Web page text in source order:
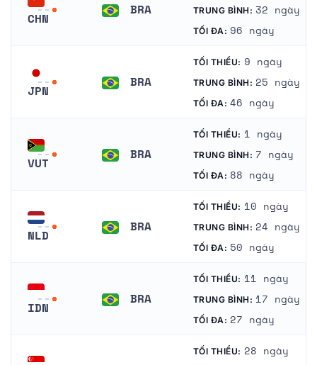
CHN
BRA TRUNG BÌNH: 32 ngày
TỐI ĐA: 96 ngày
JPN
BRA
TỐI THIỂU: 9 ngày
TRUNG BÌNH: 25 ngày
TỐI ĐA: 46 ngày
VUT
BRA
TỐI THIỂU: 1 ngày
TRUNG BÌNH: 7 ngày
TỐI ĐA: 88 ngày
NLD
BRA
TỐI THIỂU: 10 ngày
TRUNG BÌNH: 24 ngày
TỐI ĐA: 50 ngày
IDN
BRA
TỐI THIỂU: 11 ngày
TRUNG BÌNH: 17 ngày
TỐI ĐA: 27 ngày
TỐI THIỂU: 28 ngày